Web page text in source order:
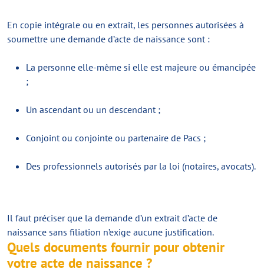
En copie intégrale ou en extrait, les personnes autorisées à
soumettre une demande d’acte de naissance sont :
La personne elle-même si elle est majeure ou émancipée
;
Un ascendant ou un descendant ;
Conjoint ou conjointe ou partenaire de Pacs ;
Des professionnels autorisés par la loi (notaires, avocats).
Il faut préciser que la demande d’un extrait d’acte de
naissance sans filiation n’exige aucune justification.
Quels documents fournir pour obtenir
votre acte de naissance ?